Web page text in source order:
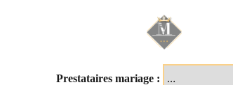
Mariage
Prestataires mariage :